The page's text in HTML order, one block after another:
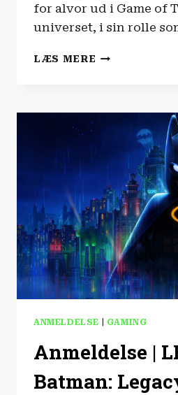
for alvor ud i Game of
universet, i sin rolle
LÆS MERE TIL
|
INTERVIEW
AMANDA
COLLIN
ANMELDELSE GAMING
Anmeldelse |
Batman: